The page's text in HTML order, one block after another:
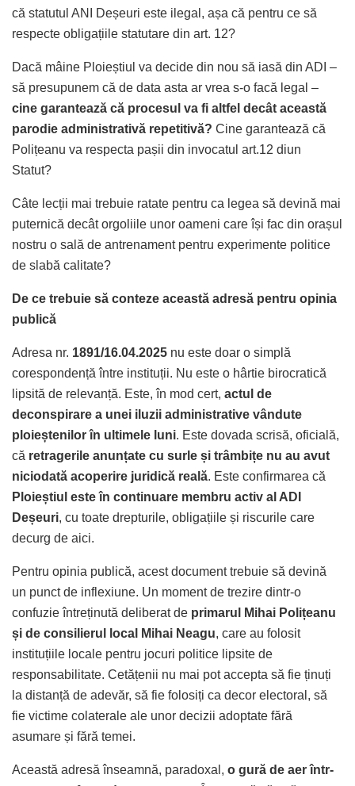
că statutul ANI Deșeuri este ilegal, așa că pentru ce să
respecte obligațiile statutare din art. 12?
Dacă mâine Ploieștiul va decide din nou să iasă din ADI –
să presupunem că de data asta ar vrea s-o facă legal –
cine garantează că procesul va fi altfel decât această
parodie administrativă repetitivă? Cine garantează că
Polițeanu va respecta pașii din invocatul art.12 diun
Statut?
Câte lecții mai trebuie ratate pentru ca legea să devină mai
puternică decât orgoliile unor oameni care își fac din orașul
nostru o sală de antrenament pentru experimente politice
de slabă calitate?
De ce trebuie să conteze această adresă pentru opinia
publică
Adresa nr. 1891/16.04.2025 nu este doar o simplă
corespondență între instituții. Nu este o hârtie birocratică
lipsită de relevanță. Este, în mod cert, actul de
deconspirare a unei iluzii administrative vândute
ploieștenilor în ultimele luni. Este dovada scrisă, oficială,
că retragerile anunțate cu surle și trâmbițe nu au avut
niciodată acoperire juridică reală. Este confirmarea că
Ploieștiul este în continuare membru activ al ADI
Deșeuri, cu toate drepturile, obligațiile și riscurile care
decurg de aici.
Pentru opinia publică, acest document trebuie să devină
un punct de inflexiune. Un moment de trezire dintr-o
confuzie întreținută deliberat de primarul Mihai Polițeanu
și de consilierul local Mihai Neagu, care au folosit
instituțiile locale pentru jocuri politice lipsite de
responsabilitate. Cetățenii nu mai pot accepta să fie ținuți
la distanță de adevăr, să fie folosiți ca decor electoral, să
fie victime colaterale ale unor decizii adoptate fără
asumare și fără temei.
Această adresă înseamnă, paradoxal, o gură de aer într-